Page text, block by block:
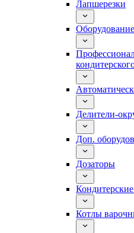
Лапшерезки
Делители-
Доп.
Дозаторы
Котлы